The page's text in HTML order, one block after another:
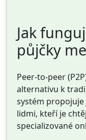
Jak
půjčky
Peer-to-peer
alternativu k
systém
lidmi, kteří je
specializované